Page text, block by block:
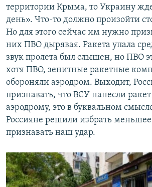
территории Крыма, то Украину
день». Что-то должно произойти
Но для этого сейчас им нужно
них ПВО дырявая. Ракета упала
звук пролета был слышен, но ПВО
хотя ПВО, зенитные ракетные
обороняли аэродром. Выходит,
признавать, что ВСУ нанесли
аэродрому, это в буквальном
Россияне решили избрать
признавать наш удар.